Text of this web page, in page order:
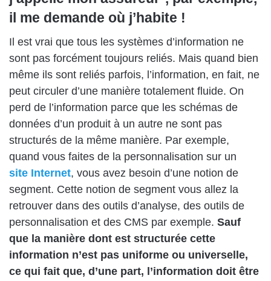
il me demande où j’habite !
Il est vrai que tous les systèmes d’information ne
sont pas forcément toujours reliés. Mais quand bien
même ils sont reliés parfois, l’information, en fait, ne
peut circuler d’une manière totalement fluide. On
perd de l’information parce que les schémas de
données d’un produit à un autre ne sont pas
structurés de la même manière. Par exemple,
quand vous faites de la personnalisation sur un
site Internet, vous avez besoin d’une notion de
segment. Cette notion de segment vous allez la
retrouver dans des outils d’analyse, des outils de
personnalisation et des CMS par exemple. Sauf
que la manière dont est structurée cette
information n’est pas uniforme ou universelle,
ce qui fait que, d’une part, l’information doit être